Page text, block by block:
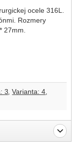
ocele 316L.
Rozmery
27mm.
3 Varianta: 4